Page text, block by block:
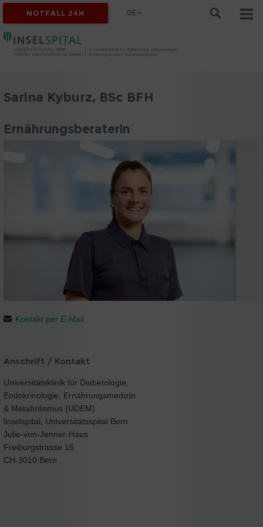
NOTFALL 24H DE
Sarina Kyburz, BSc BFH
Ernährungsberaterin
Kontakt per E-Mail
Anschrift / Kontakt
Universitätsklinik für Diabetologie,
Endokrinologie, Ernährungsmedizin
& Metabolismus (UDEM)
Inselspital, Universitätsspital Bern
Julie-von-Jenner-Haus
Freiburgstrasse 15
CH-3010 Bern